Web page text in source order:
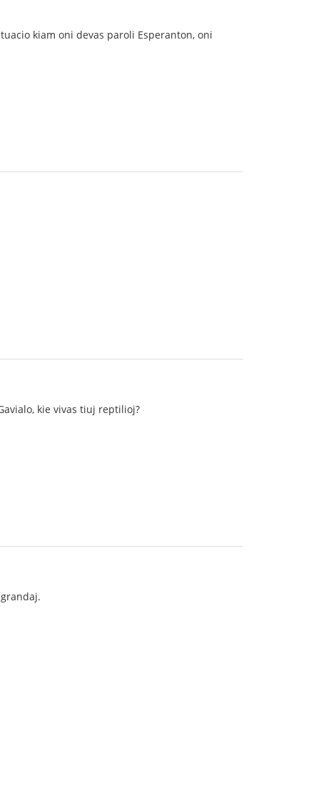
kiam oni devas paroli Esperanton, oni
kie vivas tiuj reptilioj?